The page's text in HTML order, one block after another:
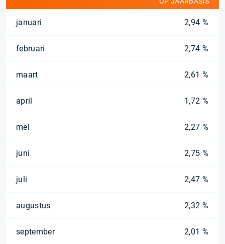
januari 2,94 %
februari 2,74 %
maart 2,61 %
april 1,72 %
mei 2,27 %
juni 2,75 %
juli 2,47 %
augustus 2,32 %
september 2,01 %